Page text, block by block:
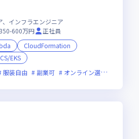
、インフラエンジニア
350-600万円
正社員
CloudFormation
EKS
服装自由 副業可 オンライン選考可